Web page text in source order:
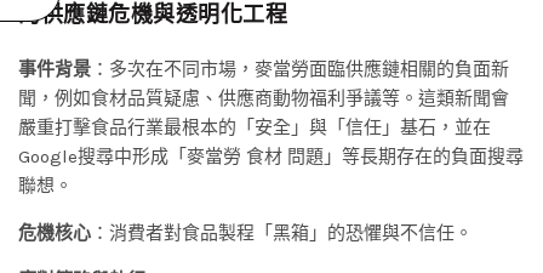
的供應鏈危機與透明化工程
事件背景 ：多次在不同市場，麥當勞面臨供應鏈相關的負面新
聞，例如食材品質疑慮、供應商動物福利爭議等。這類新聞會
嚴重打擊食品行業最根本的「安全」與「信任」基石，並在
Google搜尋中形成「麥當勞 食材 問題」等長期存在的負面搜尋
聯想。
危機核心 ：消費者對食品製程「黑箱」的恐懼與不信任。